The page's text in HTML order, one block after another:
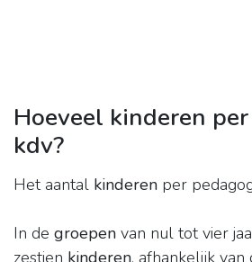
Hoeveel kinderen
kdv?
Het aantal kinderen per
In de groepen van nul tot vier
zestien kinderen, afhankelijk